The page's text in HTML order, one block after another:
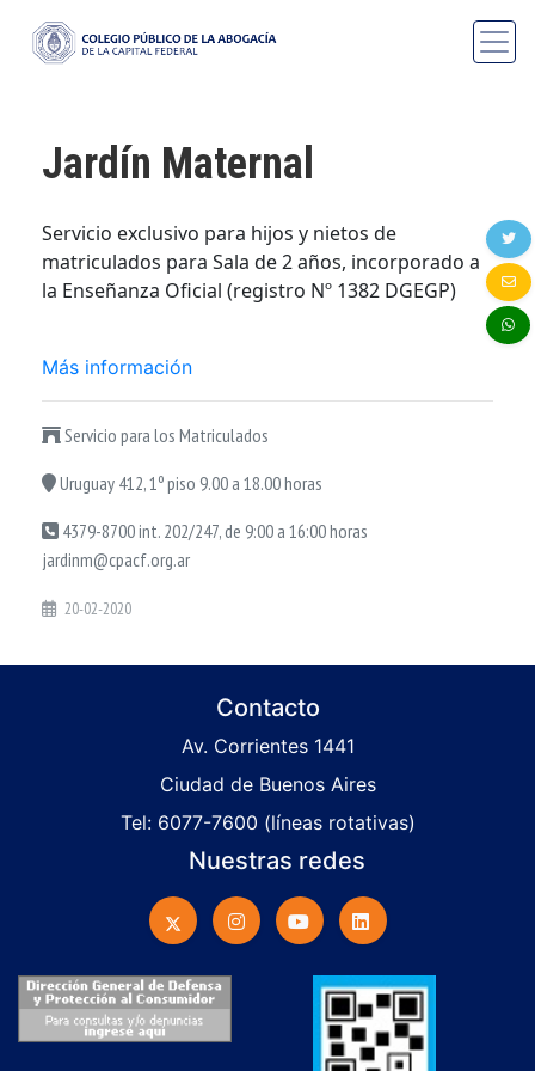
Jardín Maternal
Servicio exclusivo para hijos y nietos de
matriculados para Sala de 2 años, incorporado a
la Enseñanza Oficial (registro Nº 1382 DGEGP)
Más información
Servicio para los Matriculados
Uruguay 412, 1º piso 9.00 a 18.00 horas
4379-8700 int. 202/247, de 9:00 a 16:00 horas
jardinm@cpacf.org.ar
20-02-2020
Contacto
Av. Corrientes 1441
Ciudad de Buenos Aires
Tel: 6077-7600 (líneas rotativas)
Nuestras redes